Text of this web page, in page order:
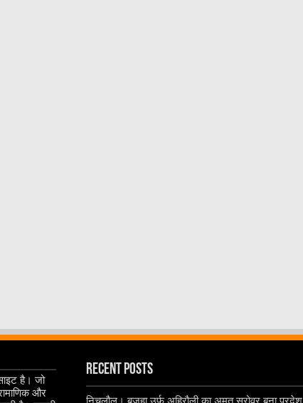
है। जो
और
Recent Posts